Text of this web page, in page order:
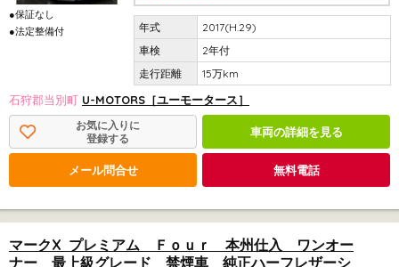
●保証なし
●法定整備付
2017(H.29)
2年付
15万km
石狩郡当別町 U-MOTORS［ユーモータース］
お気に入りに
登録する
車両の詳細を見る
メール問合せ 無料電話
マークX プレミアム Ｆｏｕｒ 本州仕入 ワンオー
ナー 最上級グレード 禁煙車 純正ハーフレザーシ